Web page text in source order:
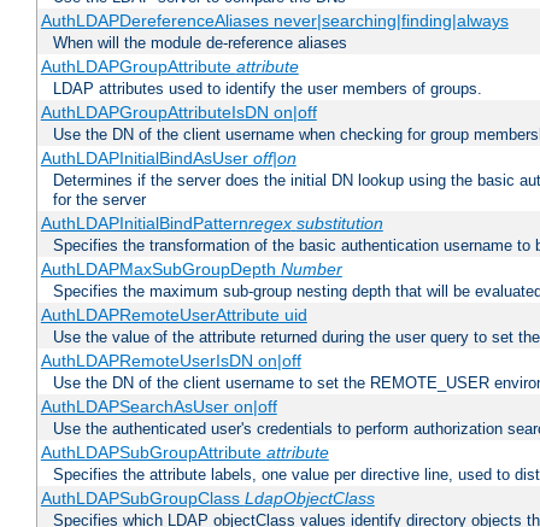
AuthLDAPDereferenceAliases never|searching|finding|always
When will the module de-reference aliases
AuthLDAPGroupAttribute attribute
LDAP attributes used to identify the user members of groups.
AuthLDAPGroupAttributeIsDN on|off
Use the DN of the client username when checking for group
AuthLDAPInitialBindAsUser off|on
Determines if the server does the initial DN lookup using the basic
for the server
AuthLDAPInitialBindPatternregex substitution
Specifies the transformation of the basic authentication username
AuthLDAPMaxSubGroupDepth Number
Specifies the maximum sub-group nesting depth that will be
AuthLDAPRemoteUserAttribute uid
Use the value of the attribute returned during the user query to set
AuthLDAPRemoteUserIsDN on|off
Use the DN of the client username to set the REMOTE_USER
AuthLDAPSearchAsUser on|off
Use the authenticated user's credentials to perform authorization
AuthLDAPSubGroupAttribute attribute
Specifies the attribute labels, one value per directive line, used to
AuthLDAPSubGroupClass LdapObjectClass
Specifies which LDAP objectClass values identify directory objects